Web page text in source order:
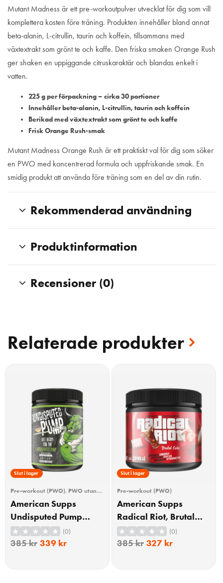
Mutant Madness är ett pre-workoutpulver utvecklat för dig som vill
komplettera kosten före träning. Produkten innehåller bland annat
beta-alanin, L-citrullin, taurin och koffein, tillsammans med
växtextrakt som grönt te och kaffe. Den friska smaken Orange Rush
ger shaken en uppiggande citruskaraktär och blandas enkelt i
vatten.
225 g per förpackning – cirka 30 portioner
Innehåller beta-alanin, L-citrullin, taurin och koffein
Berikad med växtextrakt som grönt te och kaffe
Frisk Orange Rush-smak
Mutant Madness Orange Rush är ett praktiskt val för dig som söker
en PWO med koncentrerad formula och uppfriskande smak. En
smidig produkt att använda före träning som en del av din rutin.
Rekommenderad användning
Produktinformation
Recensioner (0)
Relaterade produkter
12% Rabatt
Slut i lager
Pre-workout (PWO), PWO utan
koffein
Träning
American Supps
Undisputed Pump
Booster Peach Ice Tea
510g
(0)
385kr 339 kr
15% Rabatt
Slut i lager
Pre-workout (PWO)
American Supps
Radical Riot, Brutal
Cola 340g
(0)
385kr 327 kr